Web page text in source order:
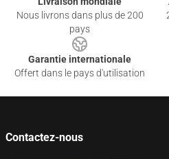
Nous livrons dans plus de 200
pays
Garantie internationale
Offert dans le pays d'utilisation
Contactez-nous